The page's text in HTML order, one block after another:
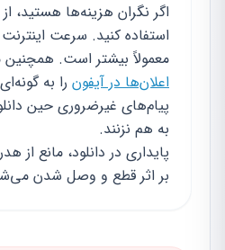
اگر نگران هزینه‌ها هستید،
استفاده کنید. سرعت
معمولاً بیشتر است. همچنین
اعلان‌ها در آیفون را به
پیام‌های غیرضروری حین
به هم نزنند.
پایداری در دانلود، مانع از
بر اثر قطع و وصل شدن